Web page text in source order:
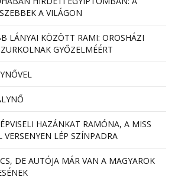
A VILÁGON
LÁNYAI KÖZÖTT RAMI: OROSHÁZI
GYŐZELMÉÉRT
HAZÁNKAT RAMÓNA, A MISS
LÉP SZÍNPADRA
DE AUTÓJA MÁR VAN A MAGYAROK